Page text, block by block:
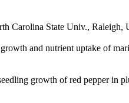
Carolina State Univ., Raleigh,
and nutrient uptake of
growth of red pepper in